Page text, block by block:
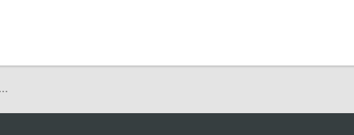
ПИТБУЛЬ! (НА РАДУГЕ 06.03.25)